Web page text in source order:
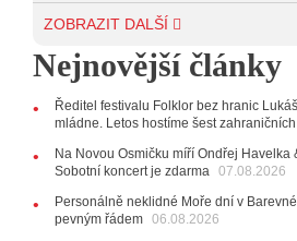
03.08.2026
Svatováclavského hudebního
11:00
Do Ostravy se vrací britští
listopadu v klubu Barrák
VIDEO
10:33
Úsměvné historky ze života
Verše: Od zapomenutých baterek až
28.07.2026
ZOBRAZIT DALŠÍ
Nejnovější články
Ředitel festivalu Folklor bez hranic
mládne. Letos hostíme šest
Na Novou Osmičku míří Ondřej Havelka
Sobotní koncert je zdarma 07.08.2026
Personálně neklidné Moře dní v
pevným řádem 06.08.2026